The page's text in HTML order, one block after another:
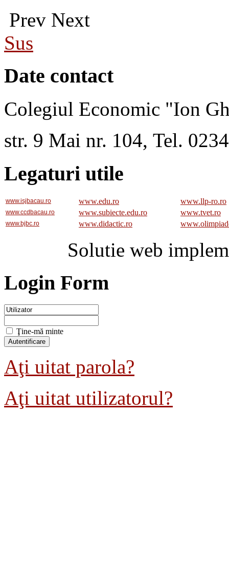
Prev Next
Sus
Date contact
Colegiul Economic "Ion
str. 9 Mai nr. 104, Tel.
Legaturi utile
www.isjbacau.ro www.edu.ro www.llp-ro.ro
www.ccdbacau.ro www.subiecte.edu.ro www.tvet.ro
www.bjbc.ro www.didactic.ro
Solutie web
Login Form
Ţine-mă minte
Aţi uitat parola?
Aţi uitat utilizatorul?